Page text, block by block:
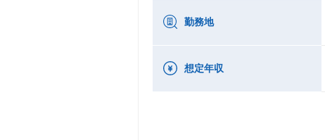
勤務地
想定年収